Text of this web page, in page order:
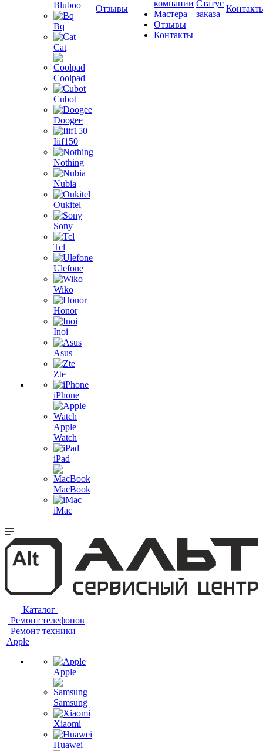
Bluboo
Bq
Cat
Coolpad
Cubot
Doogee
Iiif150
Nothing
Nubia
Oukitel
Sony
Tcl
Ulefone
Wiko
Honor
Inoi
Asus
Zte
iPhone
Apple
Watch
iPad
MacBook
iMac
Отзывы
компании
Мастера
Отзывы
Контакты
Статус
заказа
Каталог
Ремонт телефонов
Ремонт техники
Apple
Apple
Samsung
Xiaomi
Huawei